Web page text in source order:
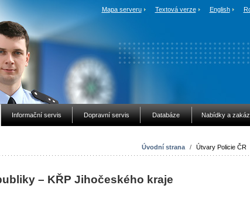
Mapa serveru Textová verze English
Informační servis Dopravní servis Databáze Nabídky a
Úvodní strana / Útvary Policie ČR
– KŘP Jihočeského kraje